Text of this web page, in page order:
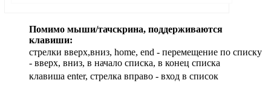
Помимо мыши/тачскрина, поддерживаются
клавиши:
стрелки вверх,вниз, home, end - перемещение по списку
- вверх, вниз, в начало списка, в конец списка
клавиша enter, стрелка вправо - вход в список